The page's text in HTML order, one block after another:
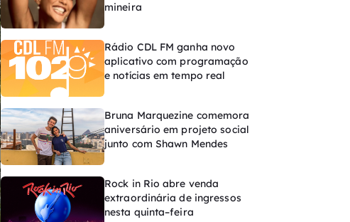
mineira
Rádio CDL FM ganha novo
aplicativo com programação
e notícias em tempo real
Bruna Marquezine comemora
aniversário em projeto social
junto com Shawn Mendes
Rock in Rio abre venda
extraordinária de ingressos
nesta quinta–feira